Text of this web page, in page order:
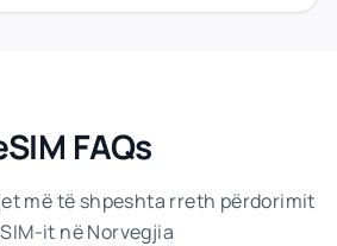
FAQs
më të shpeshta rreth përdorimit
it në Norvegjia